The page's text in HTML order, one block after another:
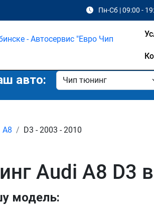
Пн-Сб | 09:00 -
авто:
A8 D3 - 2003 - 2010
Audi A8 D3
модель: